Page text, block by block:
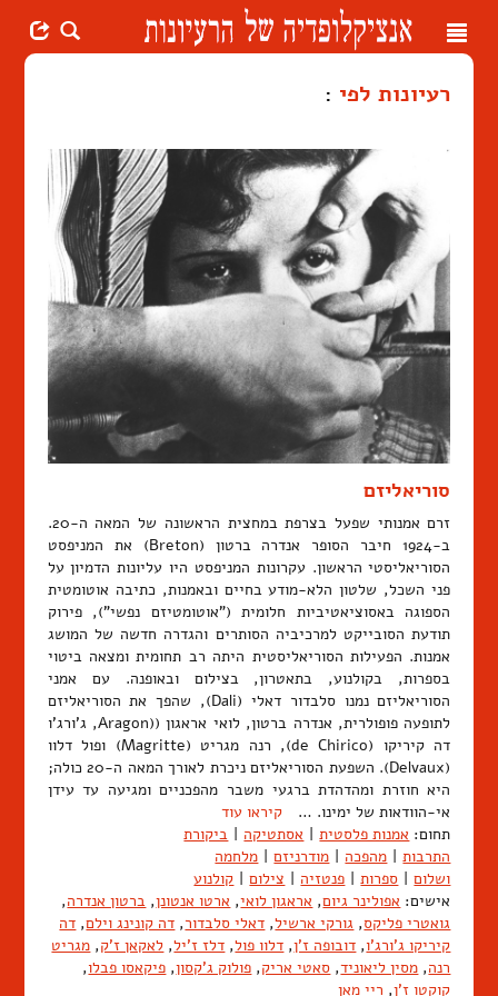
Toggle
רעיונות לפי :
סוריאליזם
זרם אמנותי שפעל בצרפת במחצית הראשונה של המאה ה-20.
ב-1924 חיבר הסופר אנדרה ברטון (Breton) את המניפסט
הסוריאליסטי הראשון. עקרונות המניפסט היו עליונות הדמיון על
פני השכל, שלטון הלא-מודע בחיים ובאמנות, כתיבה אוטומטית
הספוגה באסוציאטיביות חלומית ("אוטומטיזם נפשי"), פירוק
תודעת הסובייקט למרכיביה הסותרים והגדרה חדשה של המושג
אמנות. הפעילות הסוריאליסטית היתה רב תחומית ומצאה ביטוי
בספרות, בקולנוע, בתאטרון, בצילום ובאופנה. עם אמני
הסוריאליזם נמנו סלבדור דאלי (Dali), שהפך את הסוריאליזם
לתופעה פופולרית, אנדרה ברטון, לואי אראגון ((Aragon, ג'ורג'ו
דה קיריקו (de Chirico), רנה מגריט (Magritte) ופול דלוו
(Delvaux). השפעת הסוריאליזם ניכרת לאורך המאה ה-20 כולה;
היא חוזרת ומהדהדת ברגעי משבר מהפכניים ומגיעה עד עידן
אי-הוודאות של ימינו. … קיראו עוד
תחום: אמנות פלסטית | אסתטיקה | ביקורת
התרבות | מהפכה | מודרניזם | מלחמה
ושלום | ספרות | פנטזיה | צילום | קולנוע
אישים: אפולינר גיום, אראגון לואי, ארטו אנטונן, ברטון אנדרה,
גואטרי פליקס, גורקי ארשיל, דאלי סלבדור, דה קונינג וילם, דה
קיריקו ג'ורג'ו, דובופה ז'ן, דלוו פול, דלז ז'יל, לאקאן ז'ק, מגריט
רנה, מסין ליאוניד, סאטי אריק, פולוק ג'קסון, פיקאסו פבלו,
קוקטו ז'ן, ריי מאן